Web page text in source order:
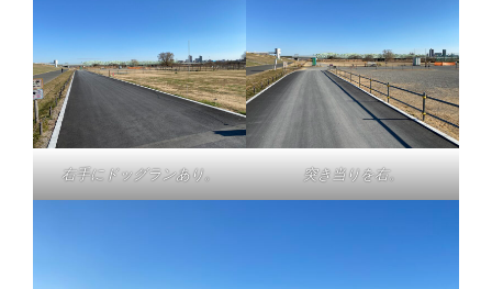
右手にドッグランあり。 突き当りを右。